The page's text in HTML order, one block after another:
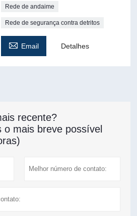
Rede de andaime
Rede de segurança contra detritos
 Email Detalhes
recente?
o mais breve possível